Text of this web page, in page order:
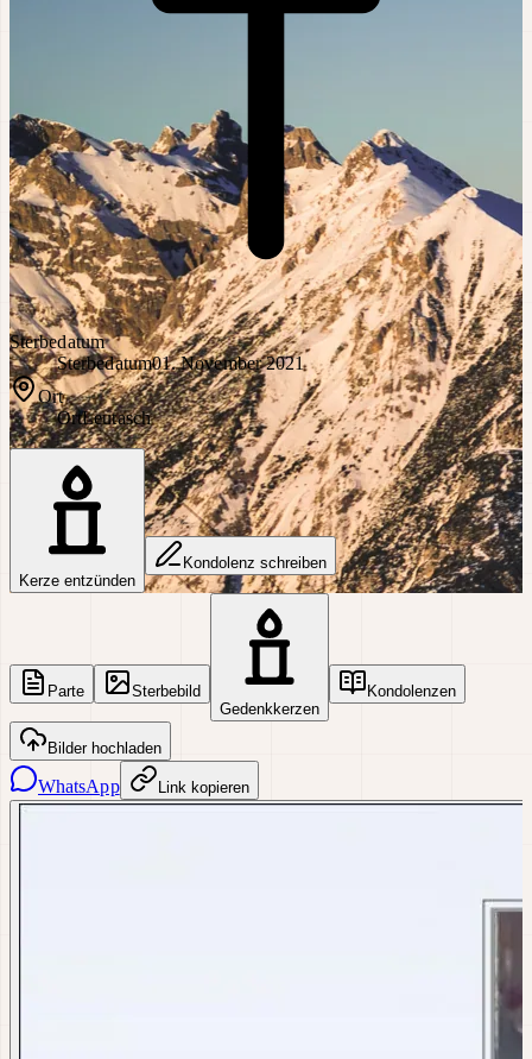
Sterbedatum
Sterbedatum01. November 2021
Ort
OrtLeutasch
Kerze entzünden
Kondolenz schreiben
Parte
Sterbebild
Gedenkkerzen
Kondolenzen
Bilder hochladen
WhatsApp Link kopieren